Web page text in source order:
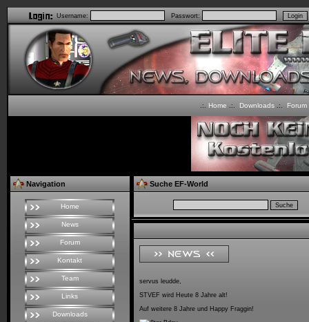
Username: Passwort:
.:. Home .:. Downloads .:. Forum
Navigation
Home
News
Forum
Kontakt
Team
Links
Downloads
Suche EF-World
servus leudde,
STVEF wird Heute 8 Jahre alt!
Auf weitere 8 Jahre und Happy Fraggin!